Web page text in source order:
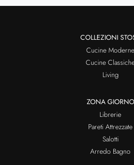
COLLEZIONI
Cucine Moderne
Cucine
Living
ZONA GIORNO
Librerie
Pareti Attrezzate
Salotti
Arredo Bagno